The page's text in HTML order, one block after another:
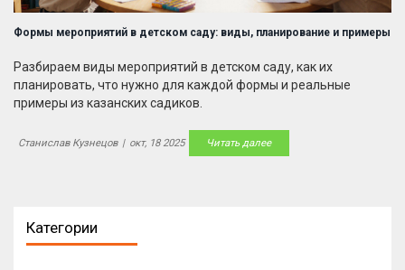
Формы мероприятий в детском саду: виды, планирование и примеры
Разбираем виды мероприятий в детском саду, как их
планировать, что нужно для каждой формы и реальные
примеры из казанских садиков.
Станислав Кузнецов | окт, 18 2025 Читать далее
Категории